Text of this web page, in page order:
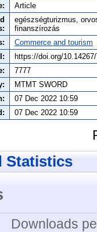
Article
egészségturizmus,
finanszírozás
Commerce and tourism
https://doi.org/
7777
MTMT SWORD
07 Dec 2022 10:59
07 Dec 2022 10:59
Statistics
Downloads